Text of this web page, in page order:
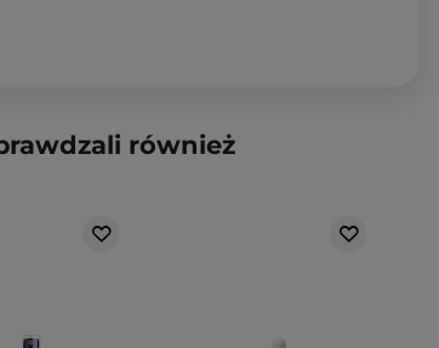
również